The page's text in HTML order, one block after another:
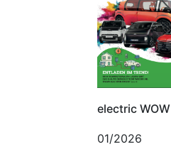
electric WOW
01/2026